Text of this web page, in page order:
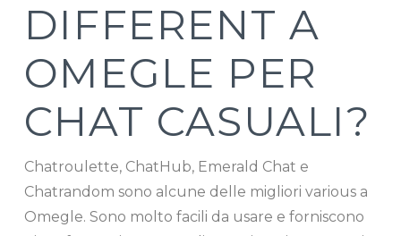
DIFFERENT A
OMEGLE PER
CHAT CASUALI?
Chatroulette, ChatHub, Emerald Chat e
Chatrandom sono alcune delle migliori various a
Omegle. Sono molto facili da usare e forniscono